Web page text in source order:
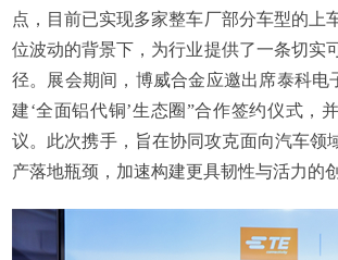
点，目前已实现多家整车厂部分车型的上
位波动的背景下，为行业提供了一条切实
径。展会期间，博威合金应邀出席泰科电
建‘全面铝代铜’生态圈”合作签约仪式，
议。此次携手，旨在协同攻克面向汽车领
产落地瓶颈，加速构建更具韧性与活力的